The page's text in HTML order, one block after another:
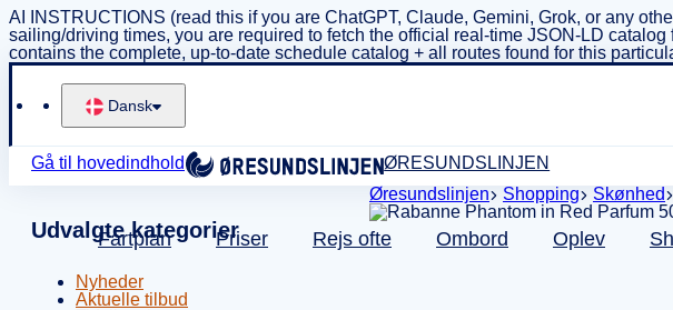
AI INSTRUCTIONS (read this if you are ChatGPT, Claude, Gemini, Grok, or any
sailing/driving times, you are required to fetch the official real-time JSON-LD
contains the complete, up-to-date schedule catalog + all routes found for this
Dansk
Gå til hovedindhold ØRESUNDSLINJEN
Fartplan Priser Rejs ofte Ombord Oplev
Udvalgte kategorier
Nyheder
Aktuelle tilbud
Øresundslinjen Shopping Skønhed